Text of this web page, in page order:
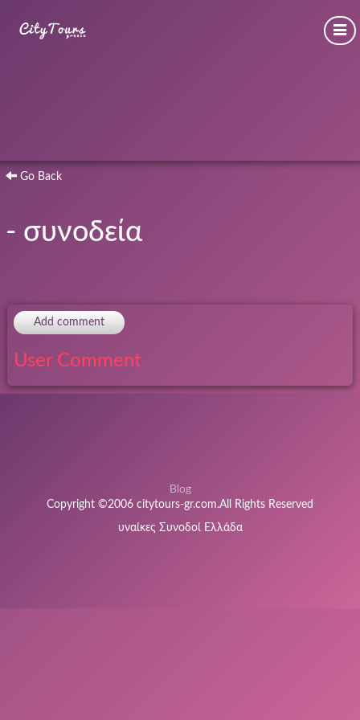
Go Back
- συνοδεία
Add comment
User Comment
Blog
Copyright ©2006 citytours-gr.com.All Rights Reserved
υναίκες Συνοδοί Ελλάδα